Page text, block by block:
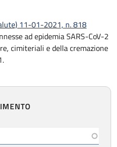
11-01-2021, n. 818
ad epidemia SARS-CoV-2
cimiteriali e della cremazione